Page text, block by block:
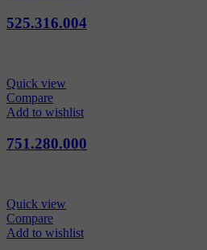
525.316.004
Quick view
Compare
Add to wishlist
751.280.000
Quick view
Compare
Add to wishlist